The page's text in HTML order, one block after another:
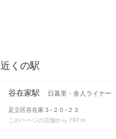
近くの駅
谷在家駅 日暮里・舎人ライナー
足立区谷在家３-２０-２３
このページの店舗から 797 m